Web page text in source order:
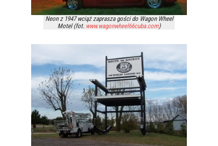
Neon z 1947 wciąż zaprasza gości do Wagon Wheel
Motel (fot. www.wagonwheel66cuba.com)